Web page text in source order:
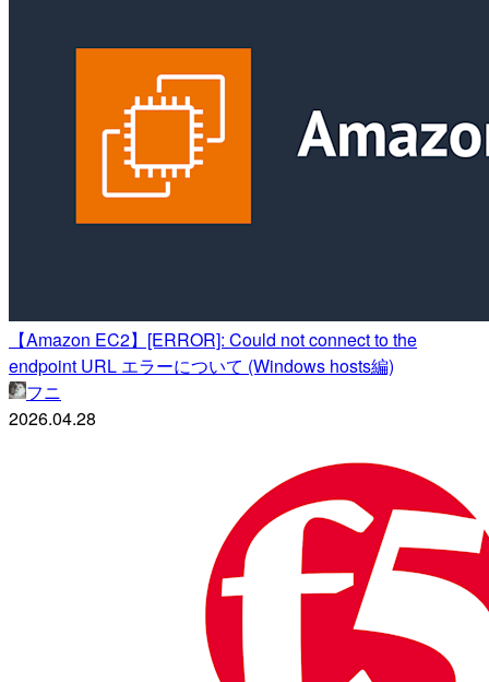
【Amazon EC2】[ERROR]: Could not connect to the
endpoint URL エラーについて (Windows hosts編)
フニ
2026.04.28